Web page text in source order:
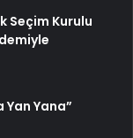
Seçim Kurulu
Yana”